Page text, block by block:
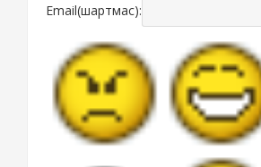
Email(шартмас):